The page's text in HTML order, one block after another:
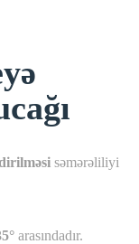
səmərəliliyi
arasındadır.